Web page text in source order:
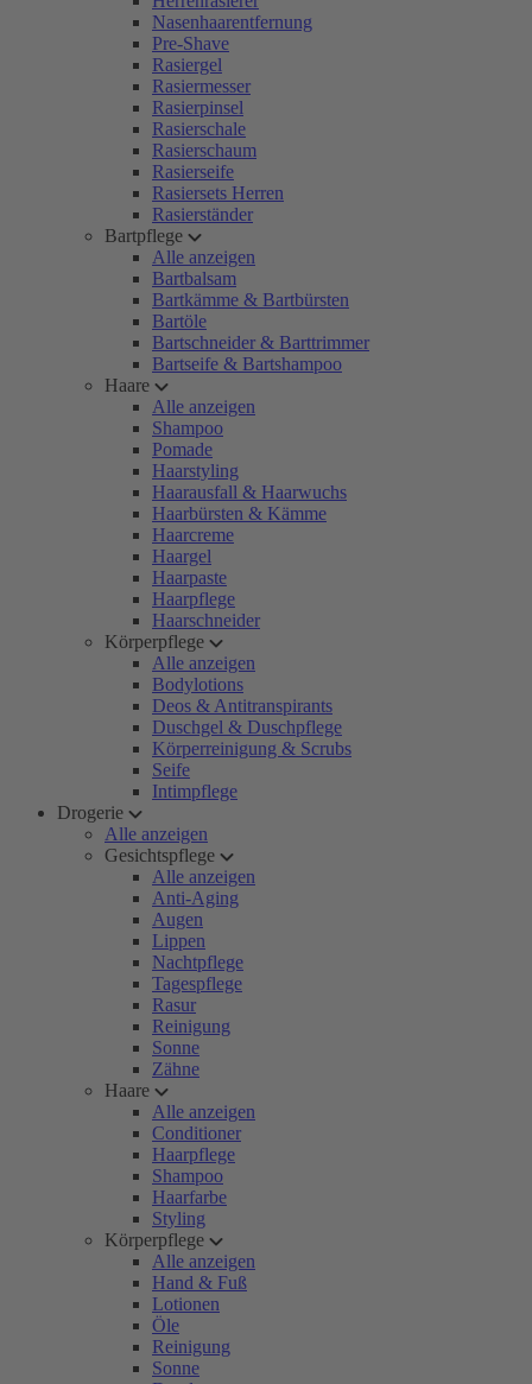
Nasenhaarentfernung
Pre-Shave
Rasiergel
Rasiermesser
Rasierpinsel
Rasierschale
Rasierschaum
Rasierseife
Rasiersets Herren
Rasierständer
Bartpflege
Alle anzeigen
Bartbalsam
Bartkämme & Bartbürsten
Bartöle
Bartschneider & Barttrimmer
Bartseife & Bartshampoo
Haare
Alle anzeigen
Shampoo
Pomade
Haarstyling
Haarausfall & Haarwuchs
Haarbürsten & Kämme
Haarcreme
Haargel
Haarpaste
Haarpflege
Haarschneider
Körperpflege
Alle anzeigen
Bodylotions
Deos & Antitranspirants
Duschgel & Duschpflege
Körperreinigung & Scrubs
Seife
Intimpflege
Drogerie
Alle anzeigen
Gesichtspflege
Alle anzeigen
Anti-Aging
Augen
Lippen
Nachtpflege
Tagespflege
Rasur
Reinigung
Sonne
Zähne
Haare
Alle anzeigen
Conditioner
Haarpflege
Shampoo
Haarfarbe
Styling
Körperpflege
Alle anzeigen
Hand & Fuß
Lotionen
Öle
Reinigung
Sonne